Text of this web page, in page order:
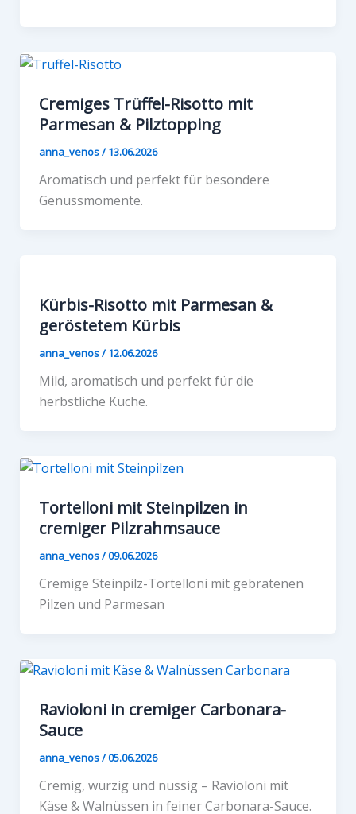
Cremiges Trüffel-Risotto mit
Parmesan & Pilztopping
anna_venos/13.06.2026
Аromatisch und perfekt für besondere
Genussmomente.
Kürbis-Risotto mit Parmesan &
geröstetem Kürbis
anna_venos/12.06.2026
Мild, aromatisch und perfekt für die
herbstliche Küche.
Tortelloni mit Steinpilzen in
cremiger Pilzrahmsauce
anna_venos/09.06.2026
Cremige Steinpilz-Tortelloni mit gebratenen
Pilzen und Parmesan
Ravioloni in cremiger Carbonara-
Sauce
anna_venos/05.06.2026
Cremig, würzig und nussig – Ravioloni mit
Käse & Walnüssen in feiner Carbonara-Sauce.